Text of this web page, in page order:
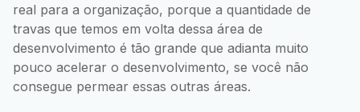
real para a organização, porque a quantidade de
travas que temos em volta dessa área de
desenvolvimento é tão grande que adianta muito
pouco acelerar o desenvolvimento, se você não
consegue permear essas outras áreas.